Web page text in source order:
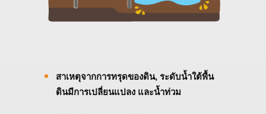
สาเหตุจากการทรุดของดิน, ระดับน้ำใต้พื้น
ดินมีการเปลี่ยนแปลง และน้ำท่วม